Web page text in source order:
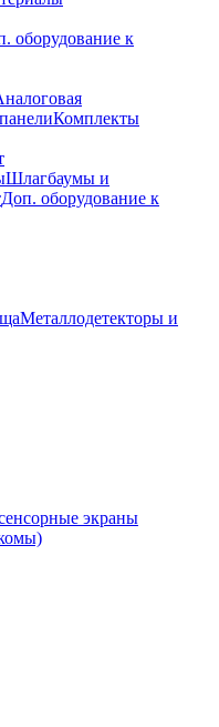
оборудование к
Комплекты
Шлагбаумы и
Доп. оборудование к
Металлодетекторы и
экраны